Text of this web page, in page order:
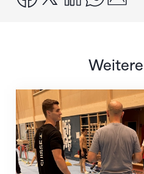
Mit klaren Zielen nach